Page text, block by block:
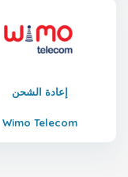
إعادة الشحن
Wimo Telecom